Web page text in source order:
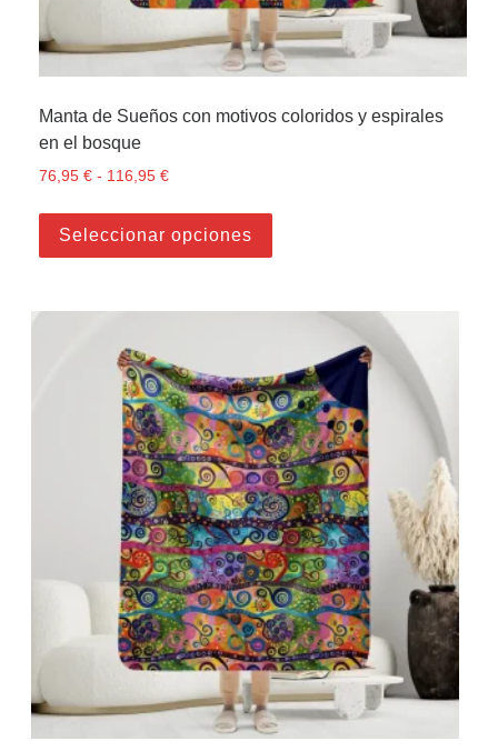
Manta de Sueños con motivos coloridos y espirales
en el bosque
76,95€ - 116,95€
Seleccionar opciones